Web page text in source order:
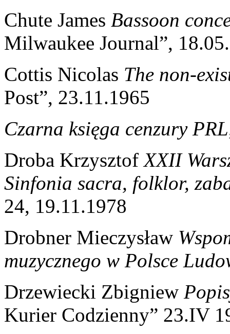
Chute James Bassoon
Milwaukee Journal”,
Cottis Nicolas The non-
Post”, 23.11.1965
Czarna księga cenzury PRL
Droba KrzysztofXXII
Sinfonia sacra, folklor,
24, 19.11.1978
Drobner Mieczysław
muzycznego w Polsce
Drzewiecki Zbigniew
Kurier Codzienny” 23.IV